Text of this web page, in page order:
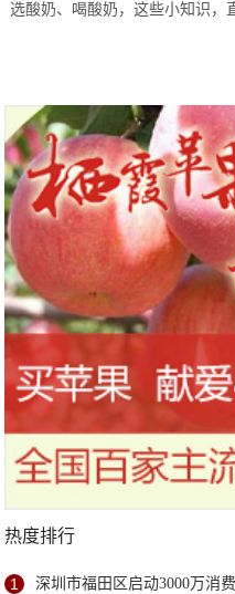
选酸奶、喝酸奶，这些小知识，
热度排行
1 深圳市福田区启动3000万消